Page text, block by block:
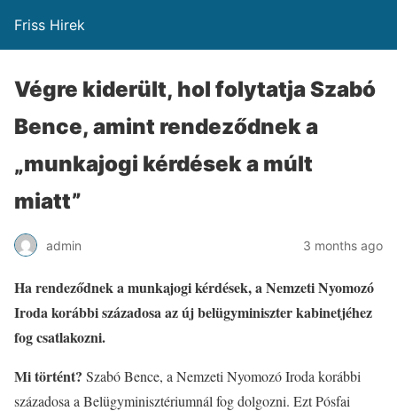
Friss Hirek
Végre kiderült, hol folytatja Szabó
Bence, amint rendeződnek a
„munkajogi kérdések a múlt
miatt”
admin 3 months ago
Ha rendeződnek a munkajogi kérdések, a Nemzeti Nyomozó
Iroda korábbi századosa az új belügyminiszter kabinetjéhez
fog csatlakozni.
Mi történt? Szabó Bence, a Nemzeti Nyomozó Iroda korábbi
századosa a Belügyminisztériumnál fog dolgozni. Ezt Pósfai